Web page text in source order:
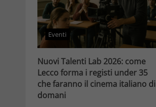
Eventi
Nuovi Talenti Lab 2026: come
Lecco forma i registi under 35
che faranno il cinema italiano di
domani